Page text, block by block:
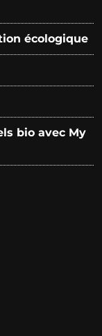
écologique
bio avec My